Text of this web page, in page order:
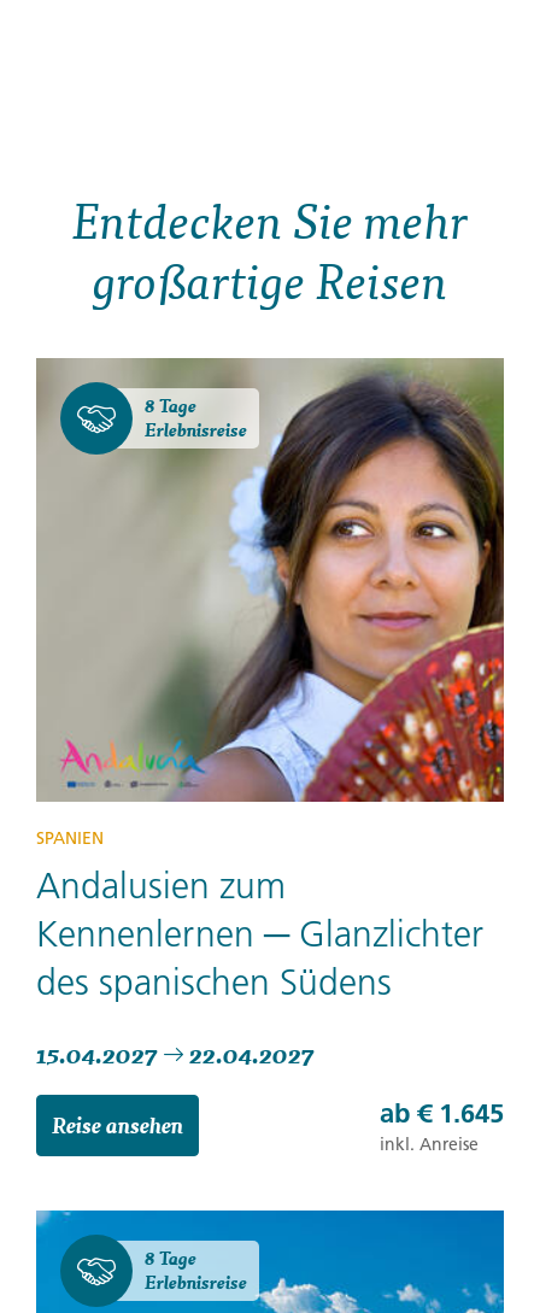
Entdecken Sie mehr
großartige Reisen
8 Tage
Erlebnisreise
SPANIEN
Andalusien zum
Kennenlernen ─ Glanzlichter
des spanischen Südens
15.04.2027 22.04.2027
Reise ansehen ab € 1.645
inkl. Anreise
8 Tage
Erlebnisreise